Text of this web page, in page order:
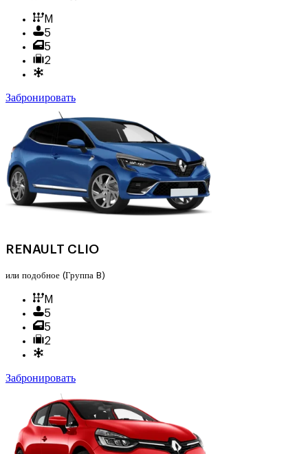
M
5
5
2
Забронировать
RENAULT CLIO
или подобное (Группа B)
M
5
5
2
Забронировать